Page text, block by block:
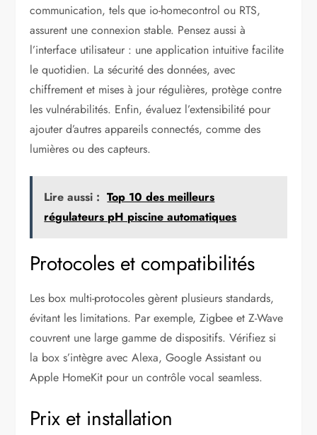
communication, tels que io-homecontrol ou RTS,
assurent une connexion stable. Pensez aussi à
l’interface utilisateur : une application intuitive facilite
le quotidien. La sécurité des données, avec
chiffrement et mises à jour régulières, protège contre
les vulnérabilités. Enfin, évaluez l’extensibilité pour
ajouter d’autres appareils connectés, comme des
lumières ou des capteurs.
Lire aussi : Top 10 des meilleurs
régulateurs pH piscine automatiques
Protocoles et compatibilités
Les box multi-protocoles gèrent plusieurs standards,
évitant les limitations. Par exemple, Zigbee et Z-Wave
couvrent une large gamme de dispositifs. Vérifiez si
la box s’intègre avec Alexa, Google Assistant ou
Apple HomeKit pour un contrôle vocal seamless.
Prix et installation